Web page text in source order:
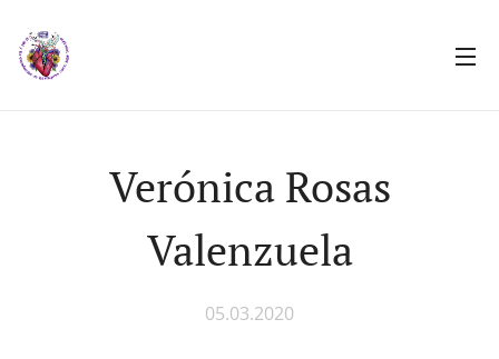
Verónica Rosas
Valenzuela
05.03.2020